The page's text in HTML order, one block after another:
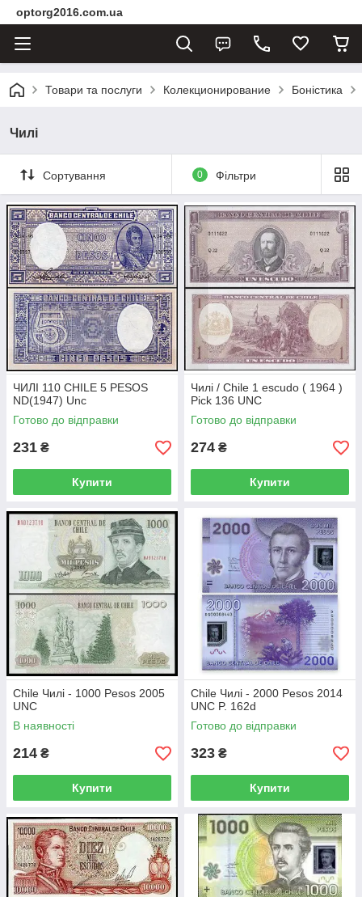
optorg2016.com.ua
Товари та послуги Колекционирование Боністика
Чилі
Сортування 0 Фільтри
ЧИЛІ 110 CHILE 5 PESOS
ND(1947) Unc
Готово до відправки
231 ₴
Купити
Чилі / Chile 1 escudo ( 1964 )
Pick 136 UNC
Готово до відправки
274 ₴
Купити
Chile Чилі - 1000 Pesos 2005
UNC
В наявності
214 ₴
Купити
Chile Чилі - 2000 Pesos 2014
UNC P. 162d
Готово до відправки
323 ₴
Купити